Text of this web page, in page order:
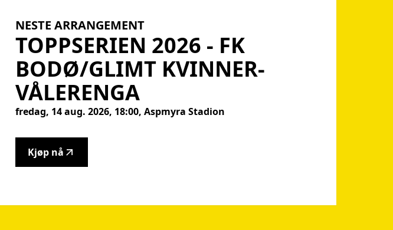
NESTE ARRANGEMENT
TOPPSERIEN 2026 - FK
BODØ/GLIMT KVINNER-
VÅLERENGA
fredag, 14 aug. 2026, 18:00, Aspmyra Stadion
Kjøp nå